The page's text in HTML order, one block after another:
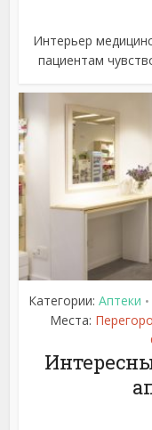
Интерьер
пациентам
Категории: Аптеки •
Места: